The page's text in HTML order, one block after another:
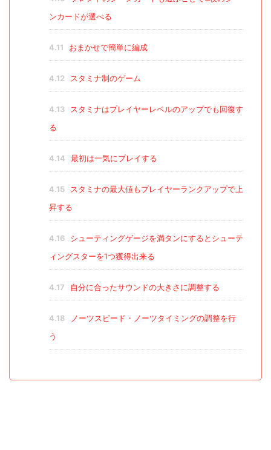
ンカードが選べる
4.11 おまかせで簡単に編成
4.12 スタミナ制のゲーム
4.13
スタミナはプレイヤーレベルのアップでも回復す
る
4.14 最初は一気にプレイする
4.15
スタミナの最大値もプレイヤーランクアップで上
昇する
4.16
シューティングゲージを満タンにするとシューテ
ィングスターを1つ獲得出来る
4.17 自分に合ったサウンドの大きさに調整する
4.18
ノーツスピード・ノーツタイミングの調整を行
う